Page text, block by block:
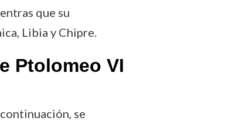
que su
Libia y Chipre.
Ptolomeo VI
se